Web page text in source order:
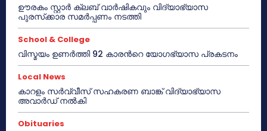
ഊരകം സ്റ്റാർ ക്ലബ് വാർഷികവും വിദ്യാഭ്യാസ
പുരസ്‌ക്കാര സമർപ്പണം നടത്തി
School & College
വിസ്മയം ഉണർത്തി 92 കാരൻറെ യോഗഭ്യാസ പ്രകടനം
Local News
കാറളം സർവ്വീസ് സഹകരണ ബാങ്ക് വിദ്യാഭ്യാസ
അവാർഡ് നൽകി
Obituaries